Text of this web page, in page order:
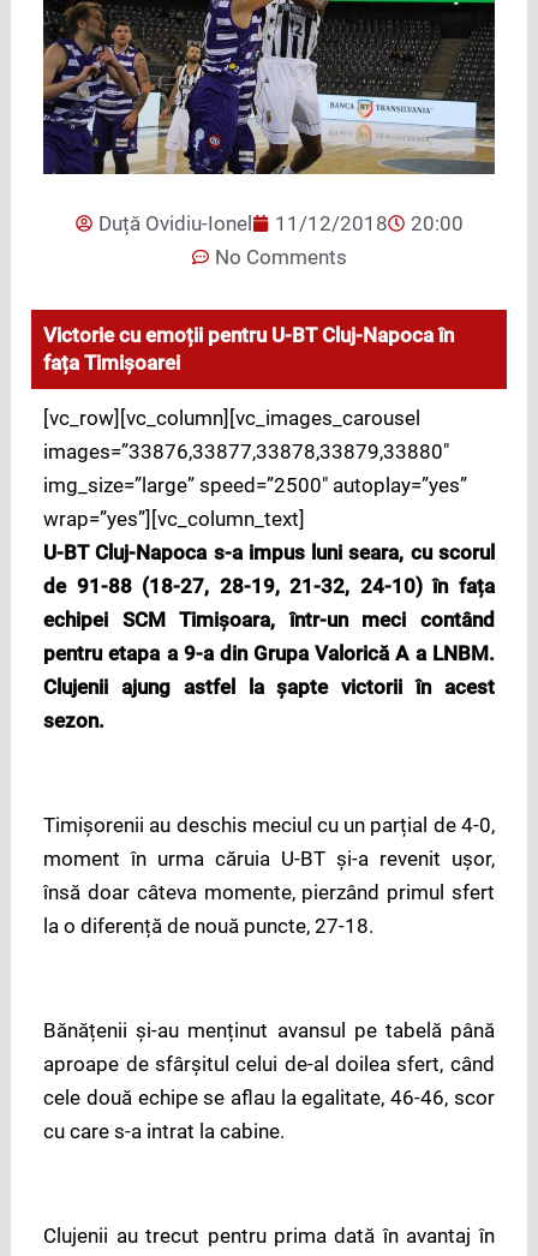
Duță Ovidiu-Ionel 11/12/2018
20:00
No Comments
Victorie cu emoții pentru U-BT Cluj-Napoca în
fața Timișoarei
[vc_row][vc_column][vc_images_carousel
images=”33876,33877,33878,33879,33880″
img_size=”large” speed=”2500″ autoplay=”yes”
wrap=”yes”][vc_column_text]
U-BT Cluj-Napoca s-a impus luni seara, cu scorul
de 91-88 (18-27, 28-19, 21-32, 24-10)în fața
echipei SCM Timișoara, într-un meci contând
pentru etapa a 9-a din Grupa Valorică A a LNBM.
Clujenii ajung astfel la șapte victorii în acest
sezon.
Timișorenii au deschis meciul cu un parțial de 4-0,
moment în urma căruia U-BT și-a revenit ușor,
însă doar câteva momente, pierzând primul sfert
la o diferență de nouă puncte, 27-18.
Bănățenii și-au menținut avansul pe tabelă până
aproape de sfârșitul celui de-al doilea sfert, când
cele două echipe se aflau la egalitate, 46-46, scor
cu care s-a intrat la cabine.
Clujenii au trecut pentru prima dată în avantaj în